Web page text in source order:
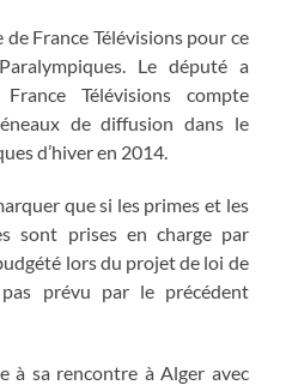
France Télévisions pour ce
Le député a
Télévisions compte
de diffusion dans le
d’hiver en 2014.
que si les primes et les
sont prises en charge par
lors du projet de loi de
prévu par le précédent
rencontre à Alger avec